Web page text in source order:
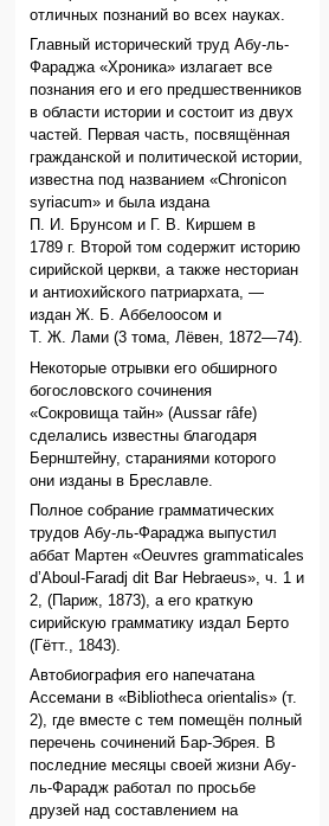
отличных познаний во всех науках.
Главный исторический труд Абу-ль-
Фараджа «Хроника» излагает все
познания его и его предшественников
в области истории и состоит из двух
частей. Первая часть, посвящённая
гражданской и политической истории,
известна под названием «Chronicon
syriacum» и была издана
П. И. Брунсом и Г. В. Киршем в
1789 г. Второй том содержит историю
сирийской церкви, а также несториан
и антиохийского патриархата, —
издан Ж. Б. Аббелоосом и
Т. Ж. Лами (3 тома, Лёвен, 1872—74).
Некоторые отрывки его обширного
богословского сочинения
«Сокровища тайн» (Aussar râfe)
сделались известны благодаря
Бернштейну, стараниями которого
они изданы в Бреславле.
Полное собрание грамматических
трудов Абу-ль-Фараджа выпустил
аббат Мартен «Oeuvres grammaticales
d’Aboul-Faradj dit Bar Hebraeus», ч. 1 и
2, (Париж, 1873), а его краткую
сирийскую грамматику издал Берто
(Гётт., 1843).
Автобиография его напечатана
Ассемани в «Bibliotheca orientalis» (т.
2), где вместе с тем помещён полный
перечень сочинений Бар-Эбрея. В
последние месяцы своей жизни Абу-
ль-Фарадж работал по просьбе
друзей над составлением на